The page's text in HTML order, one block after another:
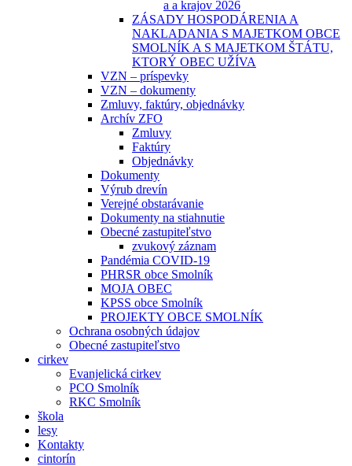
a a krajov 2026
ZÁSADY HOSPODÁRENIA A
NAKLADANIA S MAJETKOM OBCE
SMOLNÍK A S MAJETKOM ŠTÁTU,
KTORÝ OBEC UŽÍVA
VZN – príspevky
VZN – dokumenty
Zmluvy, faktúry, objednávky
Archív ZFO
Zmluvy
Faktúry
Objednávky
Dokumenty
Výrub drevín
Verejné obstarávanie
Dokumenty na stiahnutie
Obecné zastupiteľstvo
zvukový záznam
Pandémia COVID-19
PHRSR obce Smolník
MOJA OBEC
KPSS obce Smolník
PROJEKTY OBCE SMOLNÍK
Ochrana osobných údajov
Obecné zastupiteľstvo
cirkev
Evanjelická cirkev
PCO Smolník
RKC Smolník
škola
lesy
Kontakty
cintorín